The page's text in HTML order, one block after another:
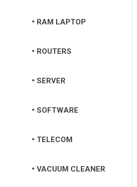
RAM LAPTOP
ROUTERS
SERVER
SOFTWARE
TELECOM
VACUUM CLEANER